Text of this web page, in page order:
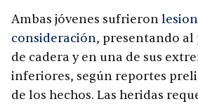
Ambas jóvenes sufrieron
consideración, presentando
de cadera y en una de sus
inferiores, según reportes
de los hechos. Las heridas